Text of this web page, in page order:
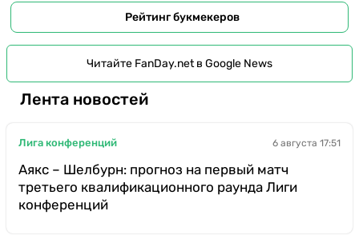
Рейтинг букмекеров
Читайте FanDay.net в Google News
Лента новостей
Лига конференций 6 августа 17:51
Аякс – Шелбурн: прогноз на первый матч
третьего квалификационного раунда Лиги
конференций